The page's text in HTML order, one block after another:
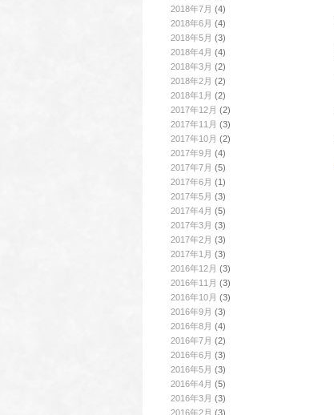
2018年7月 (4)
2018年6月 (4)
2018年5月 (3)
2018年4月 (4)
2018年3月 (2)
2018年2月 (2)
2018年1月 (2)
2017年12月 (2)
2017年11月 (3)
2017年10月 (2)
2017年9月 (4)
2017年7月 (5)
2017年6月 (1)
2017年5月 (3)
2017年4月 (5)
2017年3月 (3)
2017年2月 (3)
2017年1月 (3)
2016年12月 (3)
2016年11月 (3)
2016年10月 (3)
2016年9月 (3)
2016年8月 (4)
2016年7月 (2)
2016年6月 (3)
2016年5月 (3)
2016年4月 (5)
2016年3月 (3)
2016年2月 (3)